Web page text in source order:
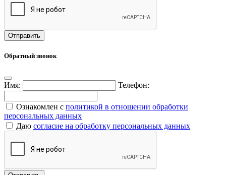
Обратный звонок
Имя: Телефон:
Ознакомлен с политикой в отношении обработки
персональных данных
Даю согласие на обработку персональных данных